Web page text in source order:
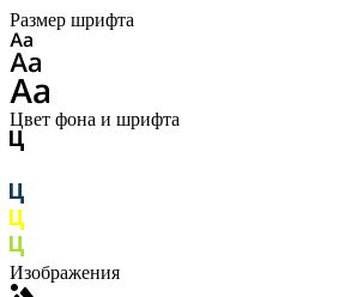
Размер шрифта
Цвет фона и шрифта
Изображения